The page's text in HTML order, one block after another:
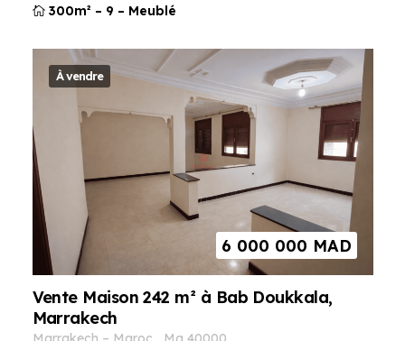
300m² – 9 – Meublé
À vendre
6 000 000 MAD
Vente Maison 242 m² à Bab Doukkala,
Marrakech